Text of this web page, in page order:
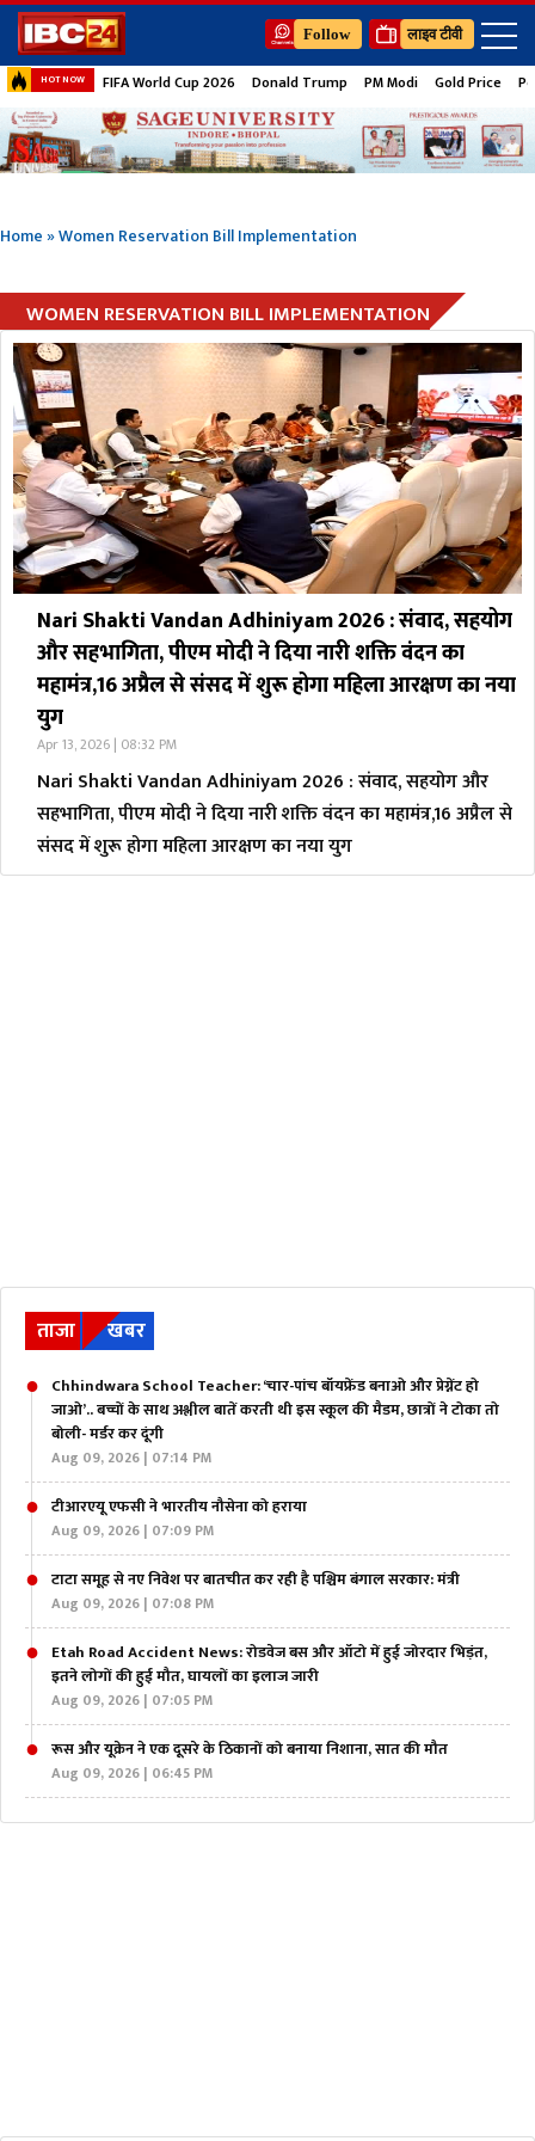
Follow लाइव टीवी
HOT NOW FIFA World Cup 2026 Donald Trump PM Modi Gold Price
Home»Women Reservation Bill Implementation
WOMEN RESERVATION BILL IMPLEMENTATION
Nari Shakti Vandan Adhiniyam 2026 : संवाद, सहयोग
और सहभागिता, पीएम मोदी ने दिया नारी शक्ति वंदन का
महामंत्र,16 अप्रैल से संसद में शुरू होगा महिला आरक्षण का नया
युग
Apr 13, 2026 | 08:32 PM
Nari Shakti Vandan Adhiniyam 2026 : संवाद, सहयोग और
सहभागिता, पीएम मोदी ने दिया नारी शक्ति वंदन का महामंत्र,16 अप्रैल से
संसद में शुरू होगा महिला आरक्षण का नया युग
ताजा खबर
Chhindwara School Teacher: ‘चार-पांच बॉयफ्रेंड बनाओ और प्रेग्नेंट हो
जाओ’.. बच्चों के साथ अश्लील बातें करती थी इस स्कूल की मैडम, छात्रों ने टोका तो
बोली- मर्डर कर दूंगी
Aug 09, 2026 | 07:14 PM
टीआरएयू एफसी ने भारतीय नौसेना को हराया
Aug 09, 2026 | 07:09 PM
टाटा समूह से नए निवेश पर बातचीत कर रही है पश्चिम बंगाल सरकार: मंत्री
Aug 09, 2026 | 07:08 PM
Etah Road Accident News: रोडवेज बस और ऑटो में हुई जोरदार भिड़ंत,
इतने लोगों की हुई मौत, घायलों का इलाज जारी
Aug 09, 2026 | 07:05 PM
रूस और यूक्रेन ने एक दूसरे के ठिकानों को बनाया निशाना, सात की मौत
Aug 09, 2026 | 06:45 PM